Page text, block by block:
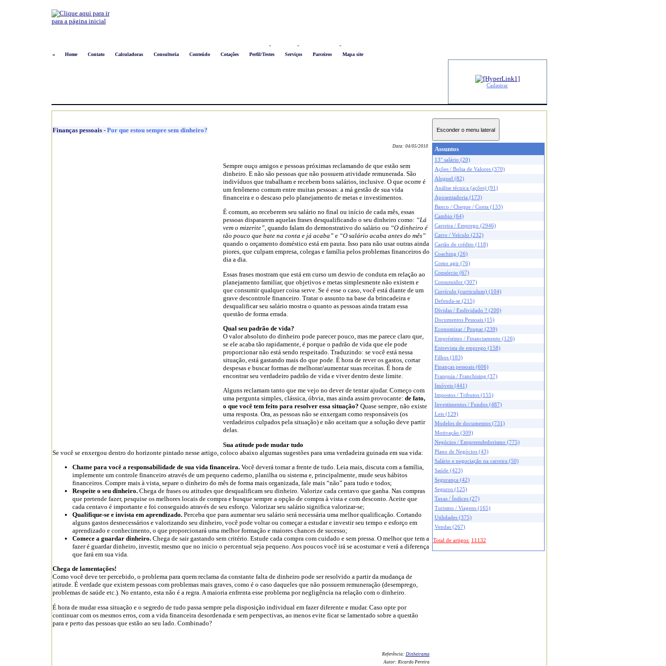
- - -
»
Home Contato Calculadoras Consultoria Conteúdo Cotações Perfil/Testes Serviços Parceiros Mapa site
Cadastrar
Assuntos
13° salário (20)
Ações / Bolsa de Valores (370)
Aluguel (82)
Análise técnica (ações) (91)
Aposentadoria (173)
Banco / Cheque / Conta (133)
Cambio (64)
Carreira / Emprego (2946)
Carro / Veículo (232)
Cartão de crédito (118)
Coaching (26)
Como agir (76)
Consórcio (67)
Consumidor (307)
Currículo (curriculum) (104)
Defenda-se (215)
Dívidas / Endividado ? (200)
Documentos Pessoais (15)
Economizar / Poupar (239)
Empréstimo / Financiamento (126)
Entrevista de emprego (158)
Filhos (183)
Finanças pessoais (606)
Franquia / Franchising (37)
Imóveis (441)
Impostos / Tributos (155)
Investimentos / Fundos (487)
Leis (129)
Modelos de documentos (731)
Motivação (309)
Negócios / Empreendedorismo (775)
Plano de Negócios (43)
Salário e negociação na carreira (50)
Saúde (423)
Segurança (42)
Seguros (125)
Taxas / Índices (27)
Turismo / Viagens (165)
Utilidades (375)
Vendas (267)
Total de artigos: 11132
Finanças pessoais- Por que estou sempre sem dinheiro?
Data: 04/05/2010
Sempre ouço amigos e pessoas próximas reclamando de que estão sem
dinheiro. E não são pessoas que não possuem atividade remunerada. São
indivíduos que trabalham e recebem bons salários, inclusive. O que ocorre é
um fenômeno comum entre muitas pessoas: a má gestão de sua vida
financeira e o descaso pelo planejamento de metas e investimentos.
É comum, ao receberem seu salário no final ou início de cada mês, essas
pessoas dispararem aquelas frases desqualificando o seu dinheiro como: “Lá
vem o mizerite”, quando falam do demonstrativo do salário ou “O dinheiro é
tão pouco que bate na conta e já acaba”e “O salário acaba antes do mês”
quando o orçamento doméstico está em pauta. Isso para não usar outras ainda
piores, que culpam empresa, colegas e família pelos problemas financeiros do
dia a dia.
Essas frases mostram que está em curso um desvio de conduta em relação ao
planejamento familiar, que objetivos e metas simplesmente não existem e
que consumir qualquer coisa serve. Se é esse o caso, você está diante de um
grave descontrole financeiro. Tratar o assunto na base da brincadeira e
desqualificar seu salário mostra o quanto as pessoas ainda tratam essa
questão de forma errada.
Qual seu padrão de vida?
O valor absoluto do dinheiro pode parecer pouco, mas me parece claro que,
se ele acaba tão rapidamente, é porque o padrão de vida que ele pode
proporcionar não está sendo respeitado. Traduzindo: se você está nessa
situação, está gastando mais do que pode. É hora de rever os gastos, cortar
despesas e buscar formas de melhorar/aumentar suas receitas. É hora de
encontrar seu verdadeiro padrão de vida e viver dentro deste limite.
Alguns reclamam tanto que me vejo no dever de tentar ajudar. Começo com
uma pergunta simples, clássica, óbvia, mas ainda assim provocante: de fato,
o que você tem feito para resolver essa situação? Quase sempre, não existe
uma resposta. Ora, as pessoas não se enxergam como responsáveis (os
verdadeiros culpados pela situação) e não aceitam que a solução deve partir
delas.
Sua atitude pode mudar tudo
Se você se enxergou dentro do horizonte pintado nesse artigo, coloco abaixo algumas sugestões para uma verdadeira guinada em sua vida:
Chame para você a responsabilidade de sua vida financeira. Você deverá tomar a frente de tudo. Leia mais, discuta com a família,
implemente um controle financeiro através de um pequeno caderno, planilha ou sistema e, principalmente, mude seus hábitos
financeiros. Compre mais à vista, separe o dinheiro do mês de forma mais organizada, fale mais “não” para tudo e todos;
Respeite o seu dinheiro.Chega de frases ou atitudes que desqualificam seu dinheiro. Valorize cada centavo que ganha. Nas compras
que pretende fazer, pesquise os melhores locais de compra e busque sempre a opção de compra à vista e com desconto. Aceite que
cada centavo é importante e foi conseguido através de seu esforço. Valorizar seu salário significa valorizar-se;
Qualifique-se e invista em aprendizado.Perceba que para aumentar seu salário será necessária uma melhor qualificação. Cortando
alguns gastos desnecessários e valorizando seu dinheiro, você pode voltar ou começar a estudar e investir seu tempo e esforço em
aprendizado e conhecimento, o que proporcionará uma melhor formação e maiores chances de sucesso;
Comece a guardar dinheiro.Chega de sair gastando sem critério. Estude cada compra com cuidado e sem pressa. O melhor que tem a
fazer é guardar dinheiro, investir, mesmo que no inicio o percentual seja pequeno. Aos poucos você irá se acostumar e verá a diferença
que fará em sua vida.
Chega de lamentações!
Como você deve ter percebido, o problema para quem reclama da constante falta de dinheiro pode ser resolvido a partir da mudança de
atitude. É verdade que existem pessoas com problemas mais graves, como é o caso daqueles que não possuem remuneração (desemprego,
problemas de saúde etc.). No entanto, esta não é a regra. A maioria enfrenta esse problema por negligência na relação com o dinheiro.
É hora de mudar essa situação e o segredo de tudo passa sempre pela disposição individual em fazer diferente e mudar. Caso opte por
continuar com os mesmos erros, com a vida financeira desordenada e sem perspectivas, ao menos evite ficar se lamentado sobre a questão
para e perto das pessoas que estão ao seu lado. Combinado?
Referência: Dinheirama
Autor: Ricardo Pereira